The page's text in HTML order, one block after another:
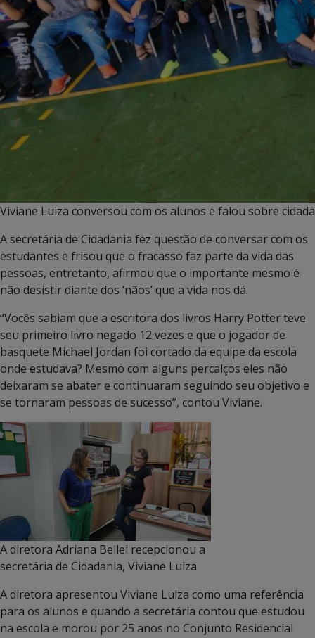
Viviane Luiza conversou com os alunos e falou sobre
A secretária de Cidadania fez questão de conversar com os
estudantes e frisou que o fracasso faz parte da vida das
pessoas, entretanto, afirmou que o importante mesmo é
não desistir diante dos ‘nãos’ que a vida nos dá.
“Vocês sabiam que a escritora dos livros Harry Potter teve
seu primeiro livro negado 12 vezes e que o jogador de
basquete Michael Jordan foi cortado da equipe da escola
onde estudava? Mesmo com alguns percalços eles não
deixaram se abater e continuaram seguindo seu objetivo e
se tornaram pessoas de sucesso”, contou Viviane.
A diretora Adriana Bellei recepcionou a
secretária de Cidadania, Viviane Luiza
A diretora apresentou Viviane Luiza como uma referência
para os alunos e quando a secretária contou que estudou
na escola e morou por 25 anos no Conjunto Residencial